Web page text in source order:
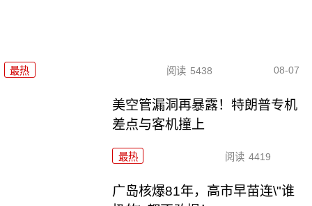
最热 阅读 5438 08-07
美空管漏洞再暴露！特朗普专机
差点与客机撞上
最热 阅读 4419
广岛核爆81年，高市早苗连\"谁